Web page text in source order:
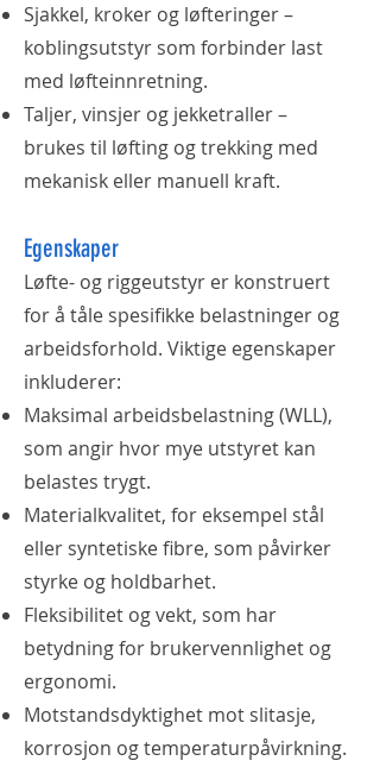
Sjakkel, kroker og løfteringer –
koblingsutstyr som forbinder last
med løfteinnretning.
Taljer, vinsjer og jekketraller –
brukes til løfting og trekking med
mekanisk eller manuell kraft.
Egenskaper
Løfte- og riggeutstyr er konstruert
for å tåle spesifikke belastninger og
arbeidsforhold. Viktige egenskaper
inkluderer:
Maksimal arbeidsbelastning (WLL),
som angir hvor mye utstyret kan
belastes trygt.
Materialkvalitet, for eksempel stål
eller syntetiske fibre, som påvirker
styrke og holdbarhet.
Fleksibilitet og vekt, som har
betydning for brukervennlighet og
ergonomi.
Motstandsdyktighet mot slitasje,
korrosjon og temperaturpåvirkning.